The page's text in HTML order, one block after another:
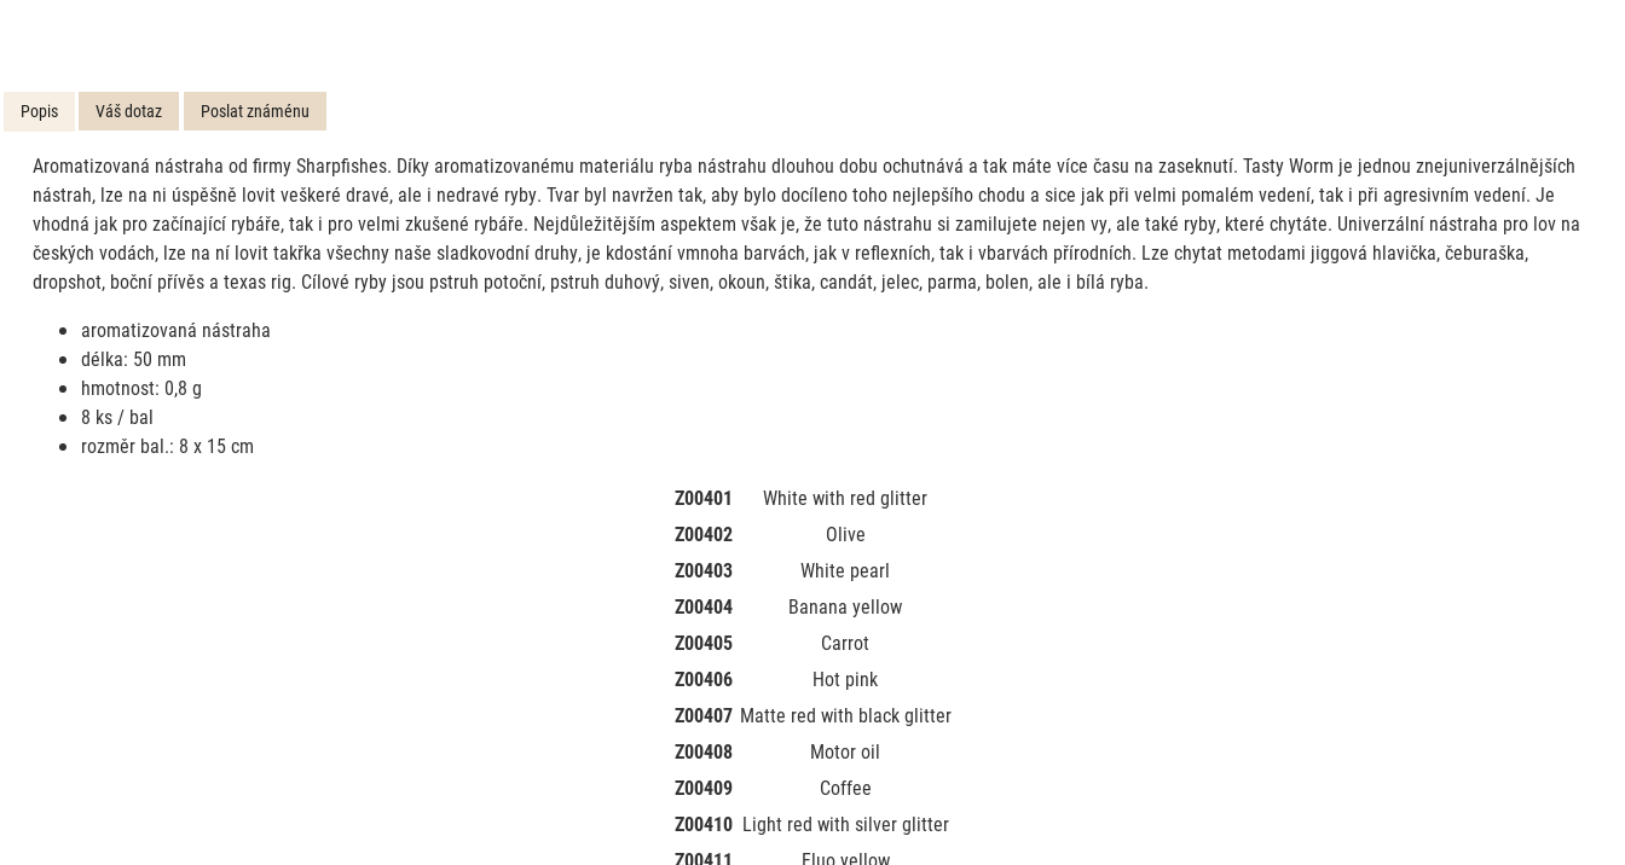
Popis Váš dotaz Poslat známénu
Aromatizovaná nástraha od firmy Sharpfishes. Díky aromatizovanému materiálu ryba nástrahu dlouhou dobu ochutnává a tak máte více času na zaseknutí. Tasty Worm je jednou znejuniverzálnějších
nástrah, lze na ni úspěšně lovit veškeré dravé, ale i nedravé ryby. Tvar byl navržen tak, aby bylo docíleno toho nejlepšího chodu a sice jak při velmi pomalém vedení, tak i při agresivním vedení. Je
vhodná jak pro začínající rybáře, tak i pro velmi zkušené rybáře. Nejdůležitějším aspektem však je, že tuto nástrahu si zamilujete nejen vy, ale také ryby, které chytáte. Univerzální nástraha pro lov na
českých vodách, lze na ní lovit takřka všechny naše sladkovodní druhy, je kdostání vmnoha barvách, jak v reflexních, tak i vbarvách přírodních. Lze chytat metodami jiggová hlavička, čeburaška,
dropshot, boční přívěs a texas rig. Cílové ryby jsou pstruh potoční, pstruh duhový, siven, okoun, štika, candát, jelec, parma, bolen, ale i bílá ryba.
aromatizovaná nástraha
délka: 50 mm
hmotnost: 0,8 g
8 ks / bal
rozměr bal.: 8 x 15 cm
Z00401
White with red glitter
Z00402
Olive
Z00403
White pearl
Z00404
Banana yellow
Z00405
Carrot
Z00406
Hot pink
Z00407 Matte red with black glitter
Z00408
Motor oil
Z00409
Coffee
Z00410 Light red with silver glitter
Z00411
Fluo yellow